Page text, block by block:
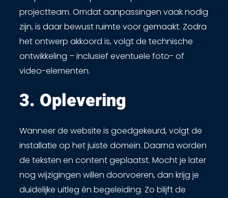
projectteam. Omdat aanpassingen vaak nodig
zijn, is daar bewust ruimte voor gemaakt. Zodra
het ontwerp akkoord is, volgt de technische
ontwikkeling – inclusief eventuele foto- of
video-elementen.
3. Oplevering ​
Wanneer de website is goedgekeurd, volgt de
installatie op het juiste domein. Daarna worden
de teksten en content geplaatst. Mocht je later
nog wijzigingen willen doorvoeren, dan krijg je
duidelijke uitleg én begeleiding. Zo blijft de